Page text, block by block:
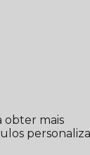
obter mais